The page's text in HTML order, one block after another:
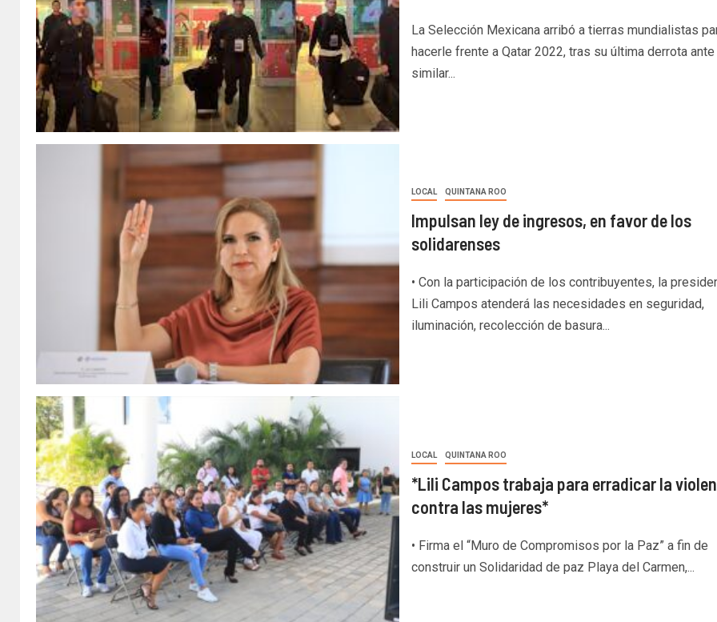
La Selección Mexicana arribó a tierras mundialistas
hacerle frente a Qatar 2022, tras su última derrota ante
similar...
LOCAL QUINTANA ROO
Impulsan ley de ingresos, en favor de los
solidarenses
• Con la participación de los contribuyentes, la
Lili Campos atenderá las necesidades en seguridad,
iluminación, recolección de basura...
LOCAL QUINTANA ROO
*Lili Campos trabaja para erradicar la
contra las mujeres*
• Firma el “Muro de Compromisos por la Paz” a fin de
construir un Solidaridad de paz Playa del Carmen,...